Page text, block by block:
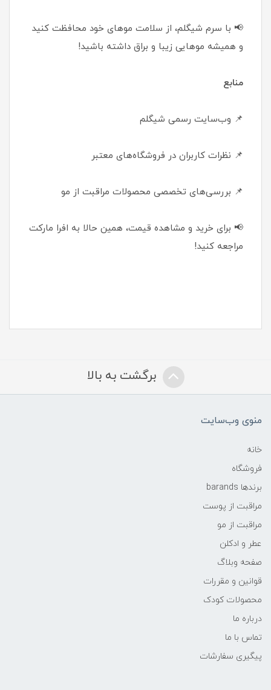
📢 با سرم شیگلم، از سلامت موهای خود محافظت کنید
و همیشه موهایی زیبا و براق داشته باشید!
منابع
📌 وب‌سایت رسمی شیگلم
📌 نظرات کاربران در فروشگاه‌های معتبر
📌 بررسی‌های تخصصی محصولات مراقبت از مو
📢 برای خرید و مشاهده قیمت، همین حالا به افرا مارکت
مراجعه کنید!
برگشت به بالا
منوی وب‌سایت
خانه
فروشگاه
برندها barands
مراقبت از پوست
مراقبت از مو
عطر و ادکلن
صفحه وبلاگ
قوانین و مقررات
محصولات کودک
درباره ما
تماس با ما
پیگیری سفارشات